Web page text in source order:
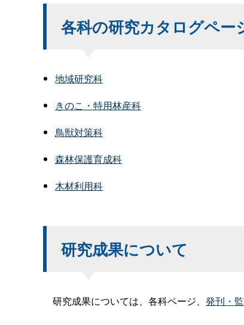
各科の研究カタログペー
地域研究科
きのこ・特用林産科
鳥獣対策科
森林保護育成科
木材利用科
研究成果について
研究成果については、各科ページ、 発刊・